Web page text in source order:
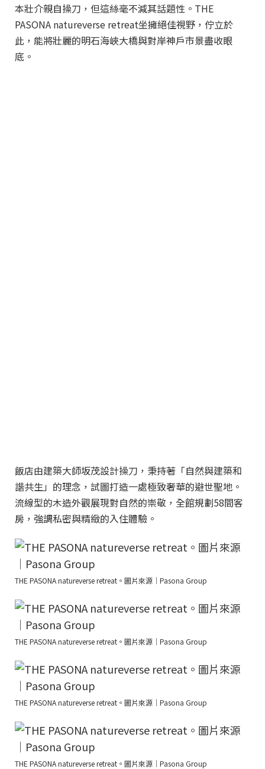
本壯介親自操刀，但這絲毫不減其話題性。THE
PASONA natureverse retreat坐擁絕佳視野，佇立於
此，能將壯麗的明石海峽大橋與對岸神戶市景盡收眼
底。
飯店由建築大師坂茂設計操刀，秉持著「自然與建築和
諧共生」的理念，試圖打造一處極致奢華的避世聖地。
流線型的木造外觀展現對自然的崇敬，全館規劃58間客
房，強調私密與精緻的入住體驗。
THE PASONA natureverse retreat。圖片來源｜Pasona Group
THE PASONA natureverse retreat。圖片來源｜Pasona Group
THE PASONA natureverse retreat。圖片來源｜Pasona Group
THE PASONA natureverse retreat。圖片來源｜Pasona Group